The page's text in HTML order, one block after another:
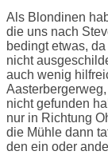
Als Blondinen
die uns nach
bedingt etwas,
nicht
auch wenig
nicht gefunden
nur in Richtung
die Mühle dann
den ein oder